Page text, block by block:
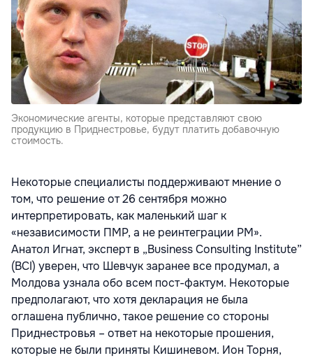
Экономические агенты, которые представляют свою
продукцию в Приднестровье, будут платить добавочную
стоимость.
Некоторые специалисты поддерживают мнение о
том, что решение от 26 сентября можно
интерпретировать, как маленький шаг к
«независимости ПМР, а не реинтеграции РМ».
Анатол Игнат, эксперт в „Business Consulting Institute”
(BCI) уверен, что Шевчук заранее все продумал, а
Молдова узнала обо всем пост-фактум. Некоторые
предполагают, что хотя декларация не была
оглашена публично, такое решение со стороны
Приднестровья – ответ на некоторые прошения,
которые не были приняты Кишиневом. Ион Торня,